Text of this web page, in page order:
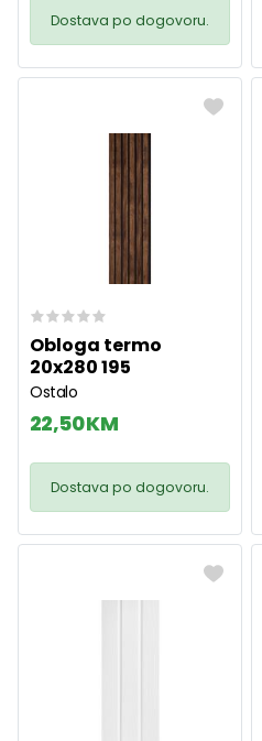
Dostava po dogovoru.
Obloga termo
20x280 195
Ostalo
22,50 KM
Dostava po dogovoru.